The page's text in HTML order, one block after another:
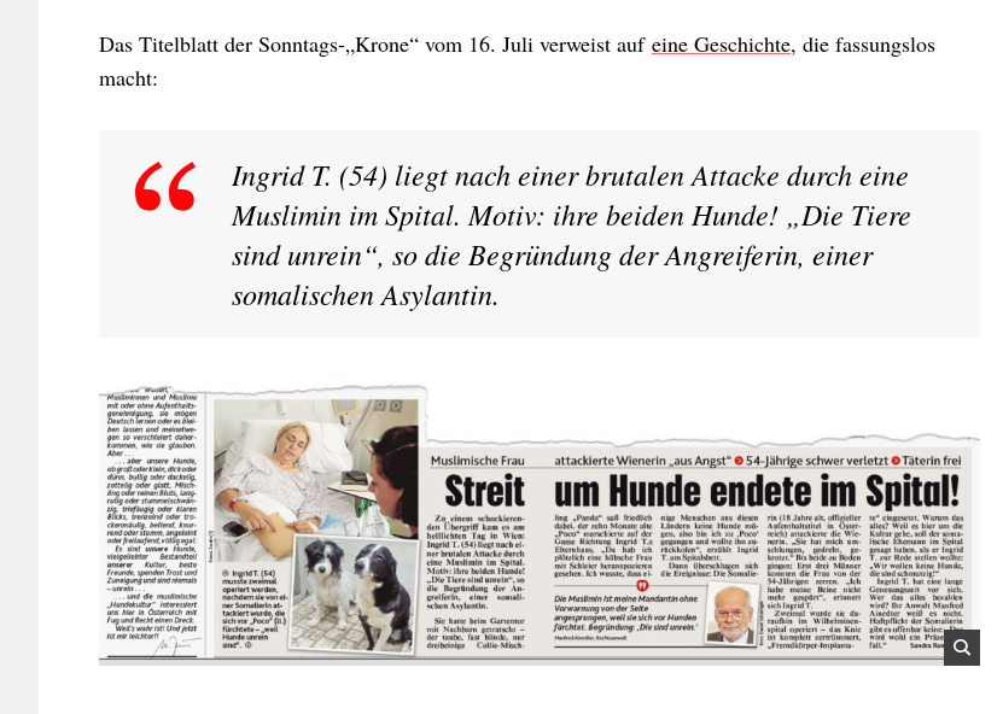
Das Titelblatt der Sonntags-„Krone“ vom 16. Juli verweist auf eine Geschichte, die fassungslos
macht:
Ingrid T. (54) liegt nach einer brutalen Attacke durch eine
Muslimin im Spital. Motiv: ihre beiden Hunde! „Die Tiere
sind unrein“, so die Begründung der Angreiferin, einer
somalischen Asylantin.